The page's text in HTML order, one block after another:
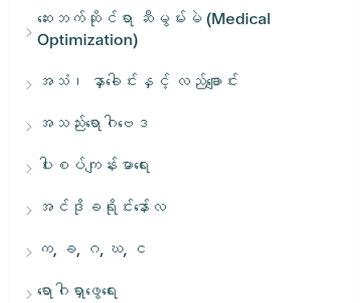
ဆေးဘက်ဆိုင်ရာ ဆီမွမ်းမဲ (Medical
Optimization)
အသံ၊ နှာခေါင်းနှင့် လည်ချောင်း
အသည်းရောဂါဗေဒ
ပါးစပ်ကျန်းမာရေး
အင်ဒိုခရိုင်းနော်လ
က, ခ, ဂ, ဃ, င
ရောဂါရှာဖွေရေး